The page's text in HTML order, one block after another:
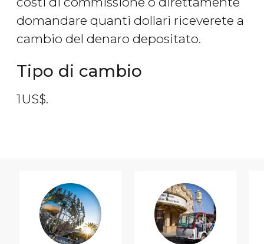
domandare quanti dollari riceverete a
cambio del denaro depositato.
Tipo di cambio
1 US$.